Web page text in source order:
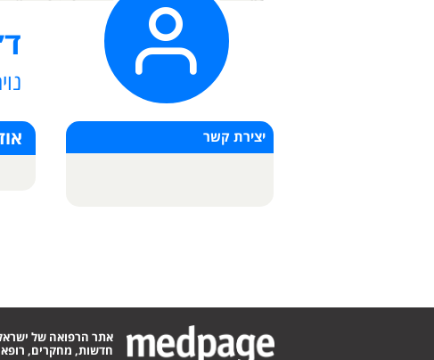
יצירת קשר
אתר הרפואה של
חדשות, מחקרים,